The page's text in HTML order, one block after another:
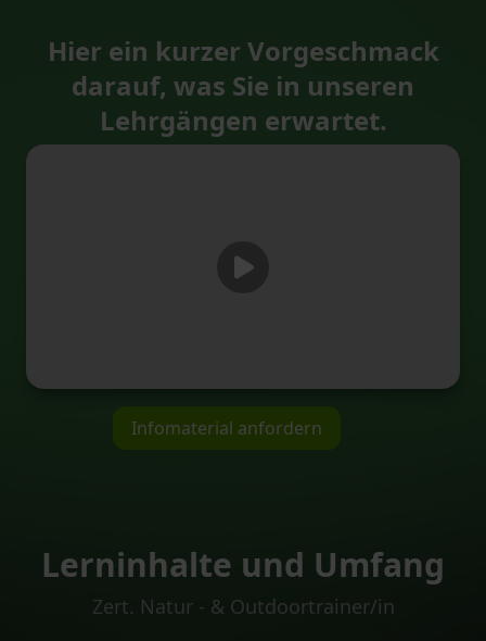
Hier ein kurzer Vorgeschmack
darauf, was Sie in unseren
Lehrgängen erwartet.
Infomaterial anfordern
Lerninhalte und Umfang
Zert. Natur - & Outdoortrainer/in